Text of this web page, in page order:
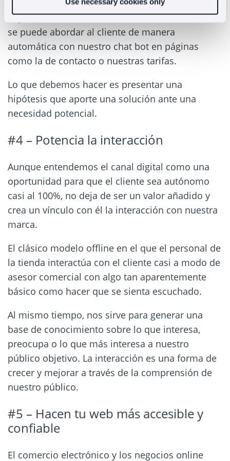
hablamos de otro tipo de negocio en el que no
hay una venta online de manera directa, también
se puede abordar al cliente de manera
automática con nuestro chat bot en páginas
como la de contacto o nuestras tarifas.
Lo que debemos hacer es presentar una
hipótesis que aporte una solución ante una
necesidad potencial.
#4 – Potencia la interacción
Aunque entendemos el canal digital como una
oportunidad para que el cliente sea autónomo
casi al 100%, no deja de ser un valor añadido y
crea un vínculo con él la interacción con nuestra
marca.
El clásico modelo offline en el que el personal de
la tienda interactúa con el cliente casi a modo de
asesor comercial con algo tan aparentemente
básico como hacer que se sienta escuchado.
Al mismo tiempo, nos sirve para generar una
base de conocimiento sobre lo que interesa,
preocupa o lo que más interesa a nuestro
público objetivo. La interacción es una forma de
crecer y mejorar a través de la comprensión de
nuestro público.
#5 – Hacen tu web más accesible y
confiable
El comercio electrónico y los negocios online